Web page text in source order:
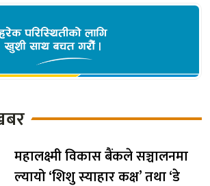
महालक्ष्मी विकास बैंकले सञ्चालनमा
ल्यायो ‘शिशु स्याहार कक्ष’ तथा ‘डे